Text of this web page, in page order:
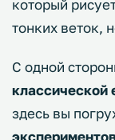
который
тонких веток,
С одной
классической
здесь вы